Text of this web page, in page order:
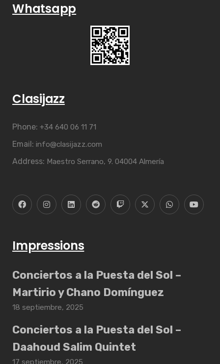
Whatsapp
Clasijazz
Phone: +34 640 06 11 71
Email: info@clasijazz.com
Address: Maestro Serrano, 9. 04004 Almería
Impressions
Conciertos a la Puesta del Sol –
Martirio y Chano Domínguez
18 septiembre, 2025
Conciertos a la Puesta del Sol –
Daahoud Salim Quintet
17 septiembre, 2025